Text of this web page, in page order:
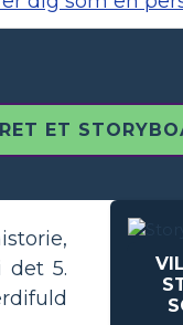
ET
det 5.